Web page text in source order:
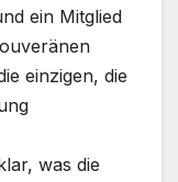
ein Mitglied
einzigen, die
was die